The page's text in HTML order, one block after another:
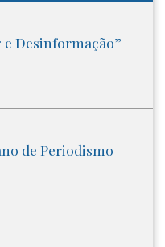
Desinformação”
de Periodismo